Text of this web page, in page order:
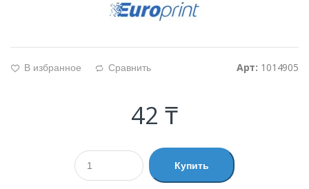
Арт: 1014905
g В избранное d Сравнить
42 ₸
Купить